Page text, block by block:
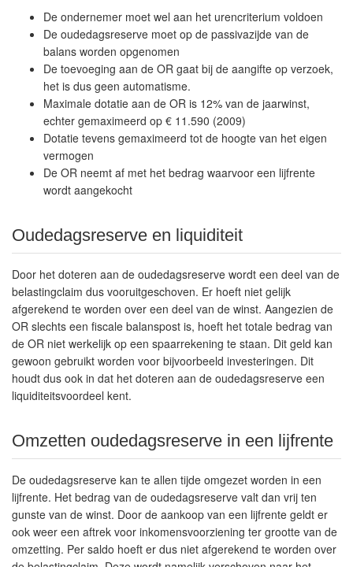
De ondernemer moet wel aan het urencriterium voldoen
De oudedagsreserve moet op de passivazijde van de
balans worden opgenomen
De toevoeging aan de OR gaat bij de aangifte op verzoek,
het is dus geen automatisme.
Maximale dotatie aan de OR is 12% van de jaarwinst,
echter gemaximeerd op € 11.590 (2009)
Dotatie tevens gemaximeerd tot de hoogte van het eigen
vermogen
De OR neemt af met het bedrag waarvoor een lijfrente
wordt aangekocht
Oudedagsreserve en liquiditeit
Door het doteren aan de oudedagsreserve wordt een deel van de
belastingclaim dus vooruitgeschoven. Er hoeft niet gelijk
afgerekend te worden over een deel van de winst. Aangezien de
OR slechts een fiscale balanspost is, hoeft het totale bedrag van
de OR niet werkelijk op een spaarrekening te staan. Dit geld kan
gewoon gebruikt worden voor bijvoorbeeld investeringen. Dit
houdt dus ook in dat het doteren aan de oudedagsreserve een
liquiditeitsvoordeel kent.
Omzetten oudedagsreserve in een lijfrente
De oudedagsreserve kan te allen tijde omgezet worden in een
lijfrente. Het bedrag van de oudedagsreserve valt dan vrij ten
gunste van de winst. Door de aankoop van een lijfrente geldt er
ook weer een aftrek voor inkomensvoorziening ter grootte van de
omzetting. Per saldo hoeft er dus niet afgerekend te worden over